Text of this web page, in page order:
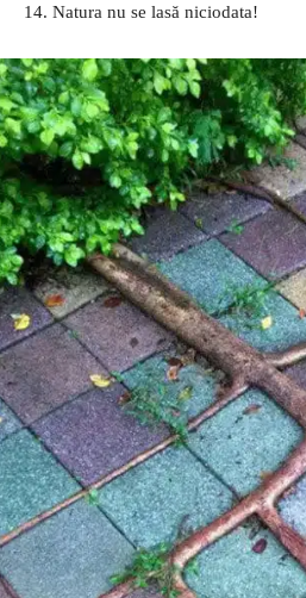
14. Natura nu se lasă niciodata!